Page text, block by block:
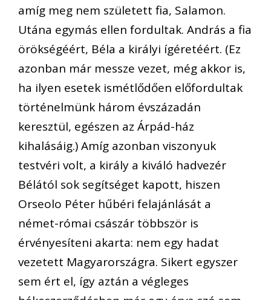
amíg meg nem született fia, Salamon.
Utána egymás ellen fordultak. András a fia
örökségéért, Béla a királyi ígéretéért. (Ez
azonban már messze vezet, még akkor is,
ha ilyen esetek ismétlődően előfordultak
történelmünk három évszázadán
keresztül, egészen az Árpád-ház
kihalásáig.) Amíg azonban viszonyuk
testvéri volt, a király a kiváló hadvezér
Bélától sok segítséget kapott, hiszen
Orseolo Péter hűbéri felajánlását a
német-római császár többször is
érvényesíteni akarta: nem egy hadat
vezetett Magyarországra. Sikert egyszer
sem ért el, így aztán a végleges